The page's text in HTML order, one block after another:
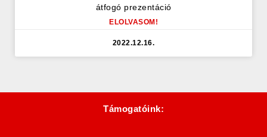
átfogó prezentáció
ELOLVASOM!
2022.12.16.
Támogatóink: